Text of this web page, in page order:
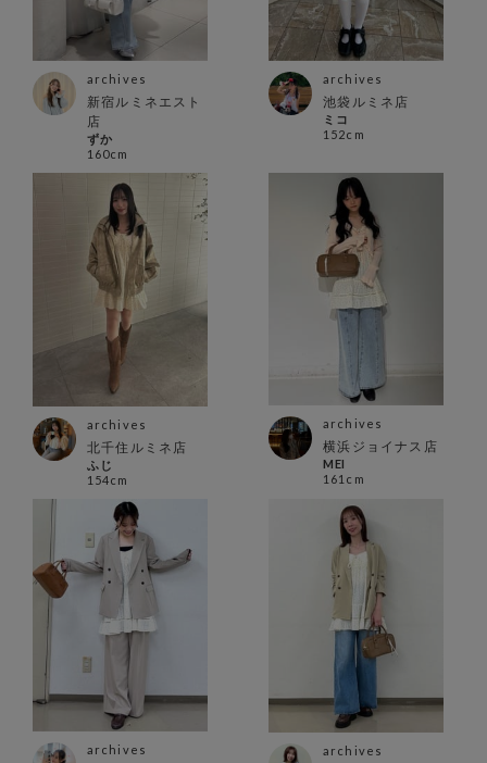
archives
新宿ルミネエスト
店
ずか
160cm
archives
池袋ルミネ店
ミコ
152cm
archives
北千住ルミネ店
ふじ
154cm
archives
横浜ジョイナス店
MEI
161cm
archives archives